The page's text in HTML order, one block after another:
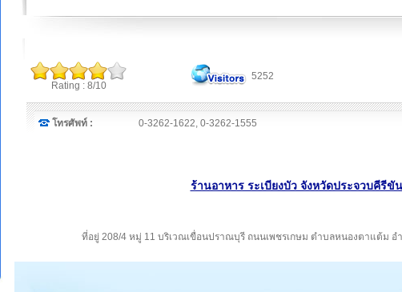
Rating : 8/10
5252
โทรศัพท์ : 0-3262-1622, 0-3262-1555
ร้านอาหาร ระเบียงบัว จังหวัดประจวบคีรีขั
ที่อยู่ 208/4 หมู่ 11 บริเวณเขื่อนปราณบุรี ถนนเพชรเกษม ตำบลหนองตาแต้ม อ